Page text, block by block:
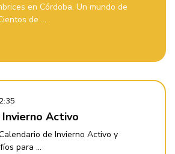
en Córdoba. Un mundo de
de ...
Activo
de Invierno Activo y
para ...